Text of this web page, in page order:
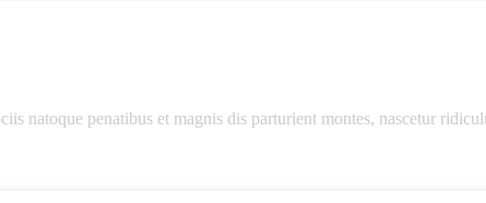
natoque penatibus et magnis dis parturient montes, nascetur